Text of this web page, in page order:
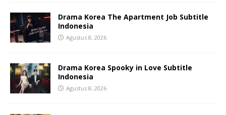
Drama Korea The Apartment Job Subtitle
Indonesia
Agustus 8, 2026
Drama Korea Spooky in Love Subtitle
Indonesia
Agustus 8, 2026